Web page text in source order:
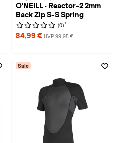
O'NEILL · Reactor-2 2mm
Back Zip S-S Spring
(0) 1
84,99 € UVP 99,95 €
Sale